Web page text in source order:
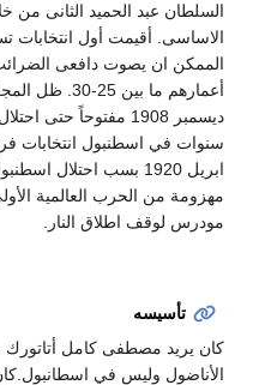
السلطان عبد الحميد الثانى من
الاساسى. أقيمت أول انتخابات
الممكن ان يصوت دافعى الضرائب
ديسمبر 1908 مفتوحاً
ابريل 1920 بسب احتلال
مهزومة من الحرب العالمية
مودرس لوقف اطلاق النار.
تأسيسه
كان يريد مصطفى كامل أتاتورك
الأناضول وليس في